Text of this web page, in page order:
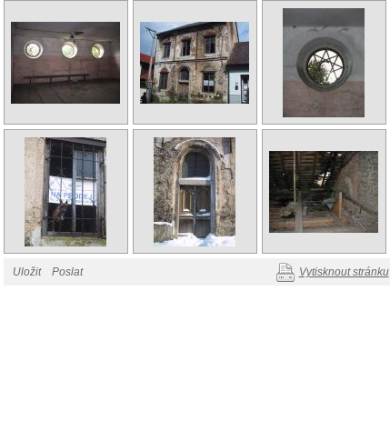
Uložit Poslat Vytisknout stránku